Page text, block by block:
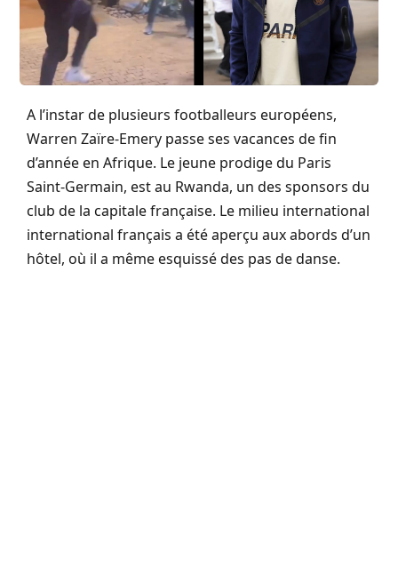
A l’instar de plusieurs footballeurs européens,
Warren Zaïre-Emery passe ses vacances de fin
d’année en Afrique. Le jeune prodige du Paris
Saint-Germain, est au Rwanda, un des sponsors du
club de la capitale française. Le milieu international
international français a été aperçu aux abords d’un
hôtel, où il a même esquissé des pas de danse.